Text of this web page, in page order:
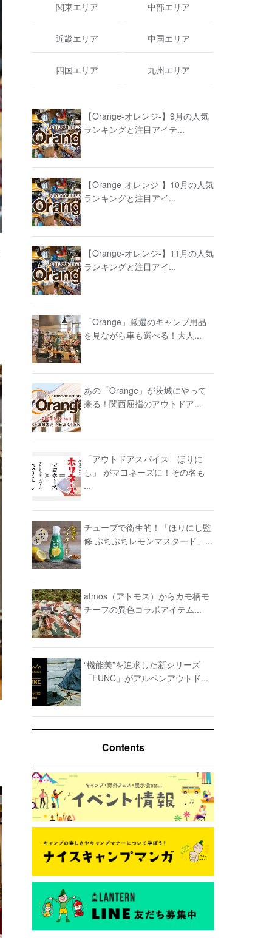
関東エリア 中部エリア
近畿エリア 中国エリア
四国エリア 九州エリア
【Orange-オレンジ-】9月の人気
ランキングと注目アイテ...
【Orange-オレンジ-】10月の人気
ランキングと注目アイ...
【Orange-オレンジ-】11月の人気
ランキングと注目アイ...
「Orange」厳選のキャンプ用品
を見ながら車も選べる！大人...
あの「Orange」が茨城にやって
来る！関西屈指のアウトドア...
「アウトドアスパイス ほりに
し」 がマヨネーズに！その名も
...
チューブで衛生的！「ほりにし監
修 ぷちぷちレモンマスタード」...
atmos（アトモス）からカモ柄モ
チーフの異色コラボアイテム...
“機能美”を追求した新シリーズ
「FUNC」がアルペンアウトド...
Contents